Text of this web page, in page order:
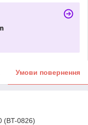
Умови повернення
(BT-0826)